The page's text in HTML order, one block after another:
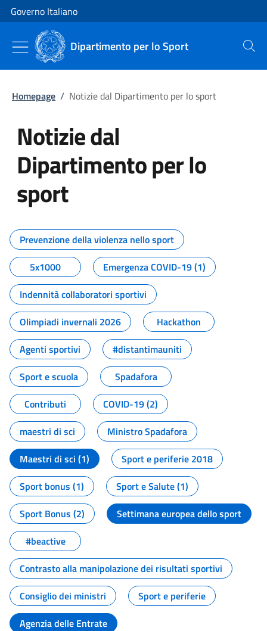
Vai al contenuto
Vai alla navigazione del sito
Governo Italiano
Dipartimento per lo Sport Cerca
Homepage / Notizie dal Dipartimento per lo sport
Notizie dal
Dipartimento per lo
sport
Tutti i contenuti della pagina
Prevenzione della violenza nello sport
5x1000
Emergenza COVID-19 (1)
Indennità collaboratori sportivi
Olimpiadi invernali 2026
Hackathon
Agenti sportivi
#distantimauniti
Sport e scuola
Spadafora
Contributi
COVID-19 (2)
maestri di sci
Ministro Spadafora
Maestri di sci (1)
Sport e periferie 2018
Sport bonus (1)
Sport e Salute (1)
Sport Bonus (2)
Settimana europea dello sport
#beactive
Contrasto alla manipolazione dei risultati sportivi
Consiglio dei ministri
Sport e periferie
Agenzia delle Entrate